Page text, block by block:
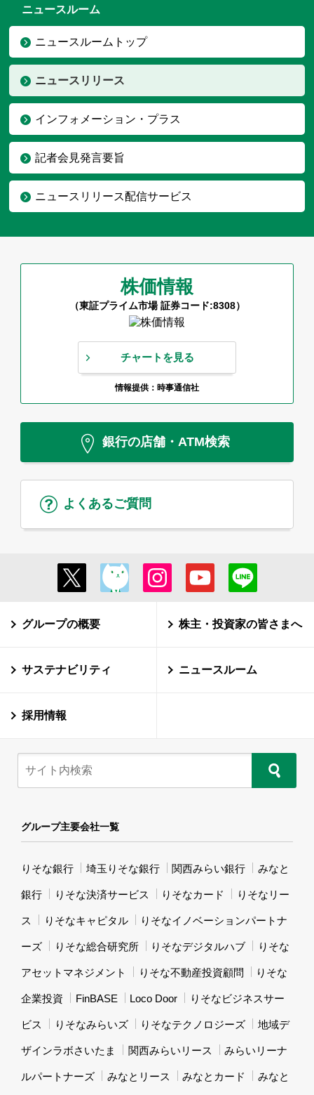
ニュースルーム
ニュースルームトップ
ニュースリリース
インフォメーション・プラス
記者会見発言要旨
ニュースリリース配信サービス
株価情報
（東証プライム市場 証券コード:8308）
チャートを見る
情報提供：時事通信社
銀行の店舗・ATM検索
よくあるご質問
グループの概要 株主・投資家の皆さまへ
サステナビリティ ニュースルーム
採用情報
グループ主要会社一覧
りそな銀行 埼玉りそな銀行 関西みらい銀行 みなと
銀行 りそな決済サービス りそなカード りそなリー
ス りそなキャピタル りそなイノベーションパートナ
ーズ りそな総合研究所 りそなデジタルハブ りそな
アセットマネジメント りそな不動産投資顧問 りそな
企業投資 FinBASE Loco Door りそなビジネスサー
ビス りそなみらいズ りそなテクノロジーズ 地域デ
ザインラボさいたま 関西みらいリース みらいリーナ
ルパートナーズ みなとリース みなとカード みなと